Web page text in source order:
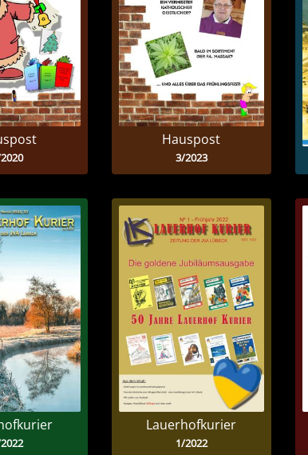
Hauspost
3/2023
Lauerhofkurier
1/2022